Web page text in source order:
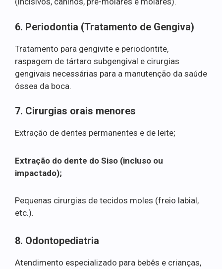
6. Periodontia (Tratamento de Gengiva)
Tratamento para gengivite e periodontite,
raspagem de tártaro subgengival e cirurgias
gengivais necessárias para a manutenção da saúde
óssea da boca.
7. Cirurgias orais menores
Extração de dentes permanentes e de leite;
Extração do dente do Siso (incluso ou
impactado);
Pequenas cirurgias de tecidos moles (freio labial,
etc.).
8. Odontopediatria
Atendimento especializado para bebês e crianças,